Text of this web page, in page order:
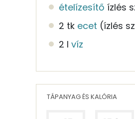
ételízesítő ízlés
2 tk ecet (ízlés
2 l víz
TÁPANYAG ÉS KALÓRIA